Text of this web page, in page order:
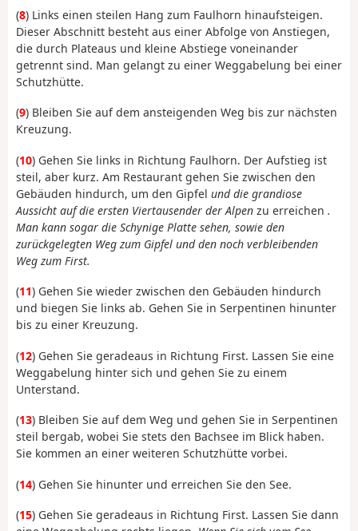
(8) Links einen steilen Hang zum Faulhorn hinaufsteigen.
Dieser Abschnitt besteht aus einer Abfolge von Anstiegen,
die durch Plateaus und kleine Abstiege voneinander
getrennt sind. Man gelangt zu einer Weggabelung bei einer
Schutzhütte.
(9) Bleiben Sie auf dem ansteigenden Weg bis zur nächsten
Kreuzung.
(10) Gehen Sie links in Richtung Faulhorn. Der Aufstieg ist
steil, aber kurz. Am Restaurant gehen Sie zwischen den
Gebäuden hindurch, um den Gipfel und die grandiose
Aussicht auf die ersten Viertausender der Alpen zu erreichen .
Man kann sogar die Schynige Platte sehen, sowie den
zurückgelegten Weg zum Gipfel und den noch verbleibenden
Weg zum First.
(11) Gehen Sie wieder zwischen den Gebäuden hindurch
und biegen Sie links ab. Gehen Sie in Serpentinen hinunter
bis zu einer Kreuzung.
(12) Gehen Sie geradeaus in Richtung First. Lassen Sie eine
Weggabelung hinter sich und gehen Sie zu einem
Unterstand.
(13) Bleiben Sie auf dem Weg und gehen Sie in Serpentinen
steil bergab, wobei Sie stets den Bachsee im Blick haben.
Sie kommen an einer weiteren Schutzhütte vorbei.
(14) Gehen Sie hinunter und erreichen Sie den See.
(15) Gehen Sie geradeaus in Richtung First. Lassen Sie dann